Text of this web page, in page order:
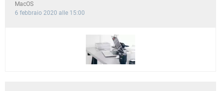
MacOS
6 febbraio 2020 alle 15:00